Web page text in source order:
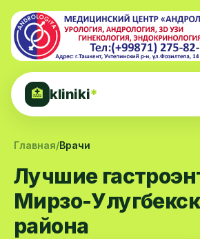
🏥 kliniki*
Главная/Врачи
Лучшие
Мирзо-
района